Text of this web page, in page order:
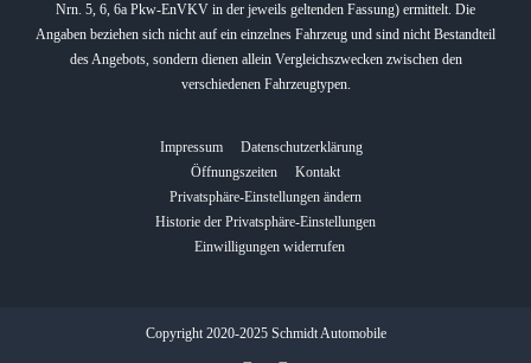
Nrn. 5, 6, 6a Pkw-EnVKV in der jeweils geltenden Fassung) ermittelt. Die
Angaben beziehen sich nicht auf ein einzelnes Fahrzeug und sind nicht Bestandteil
des Angebots, sondern dienen allein Vergleichszwecken zwischen den
verschiedenen Fahrzeugtypen.
Impressum
Datenschutzerklärung
Öffnungszeiten
Kontakt
Privatsphäre-Einstellungen ändern
Historie der Privatsphäre-Einstellungen
Einwilligungen widerrufen
Copyright 2020-2025 Schmidt Automobile